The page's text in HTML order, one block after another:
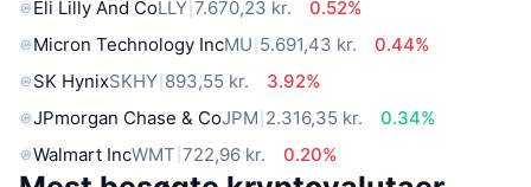
Eli Lilly And CoLLY 7.670,23 kr.
0.52%
Micron Technology IncMU 5.691,43 kr.
0.44%
SK HynixSKHY 893,55 kr.
3.92%
JPmorgan Chase & CoJPM 2.316,35 kr.
0.34%
Walmart IncWMT 722,96 kr. 0.20%